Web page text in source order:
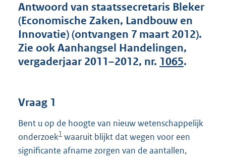
:
4
3
b
Antwoord van staatssecretaris Bleker
(Economische Zaken, Landbouw en
Innovatie) (ontvangen 7 maart 2012).
Zie ook Aanhangsel Handelingen,
vergaderjaar 2011–2012, nr. 1065.
Vraag 1
Bent u op de hoogte van nieuw wetenschappelijk
onderzoek1 waaruit blijkt dat wegen voor een
significante afname zorgen van de aantallen,